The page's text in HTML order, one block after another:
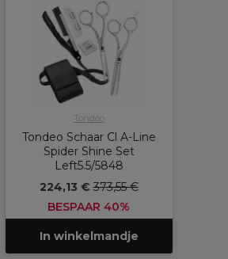
Tondeo
Tondeo Schaar Cl A-Line
Spider Shine Set
Left5.5/5848
224,13 €373,55 €
BESPAAR 40%
In winkelmandje